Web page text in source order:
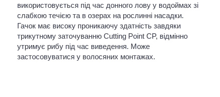
використовується під час донного лову у водоймах зі
слабкою течією та в озерах на рослинні насадки.
Гачок має високу проникаючу здатність завдяки
трикутному заточуванню Cutting Point CP, відмінно
утримує рибу під час виведення. Може
застосовуватися у волосяних монтажах.